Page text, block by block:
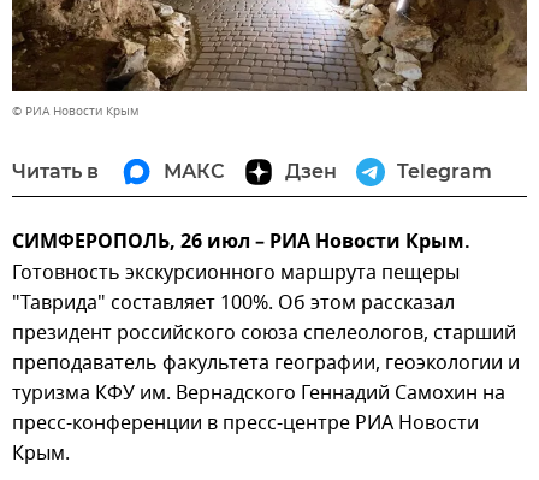
© РИА Новости Крым
Читать в МАКС Дзен Telegram
СИМФЕРОПОЛЬ, 26 июл – РИА Новости Крым.
Готовность экскурсионного маршрута пещеры
"Таврида" составляет 100%. Об этом рассказал
президент российского союза спелеологов, старший
преподаватель факультета географии, геоэкологии и
туризма КФУ им. Вернадского Геннадий Самохин на
пресс-конференции в пресс-центре РИА Новости
Крым.